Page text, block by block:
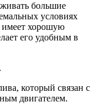
большие
условиях
имеет хорошую
его удобным в
который связан с
двигателем.